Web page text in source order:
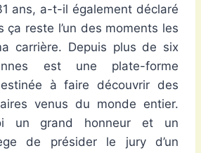
ans, a-t-il également déclaré
ça reste l’un des moments les
carrière. Depuis plus de six
est une plate-forme
à faire découvrir des
venus du monde entier.
un grand honneur et un
de présider le jury d’un